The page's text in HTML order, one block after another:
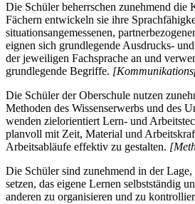
Die Schüler beherrschen zunehmend die
Fächern entwickeln sie ihre
situationsangemessenen,
eignen sich grundlegende Ausdrucks-
der jeweiligen Fachsprache an und
grundlegende Begriffe.
Die Schüler der Oberschule nutzen
Methoden des Wissenserwerbs und des
wenden zielorientiert Lern- und
planvoll mit Zeit, Material und
Arbeitsabläufe effektiv zu gestalten.
Die Schüler sind zunehmend in der
setzen, das eigene Lernen selbstständig
anderen zu organisieren und zu